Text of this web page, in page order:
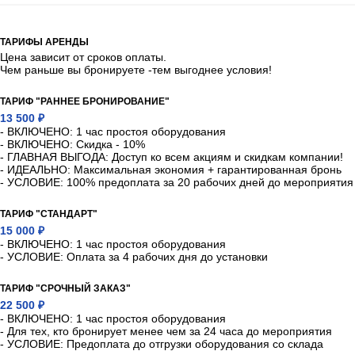
ТАРИФЫ АРЕНДЫ
Цена зависит от сроков оплаты.
Чем раньше вы бронируете -тем выгоднее условия!
ТАРИФ "РАННЕЕ БРОНИРОВАНИЕ"
13 500 ₽
- ВКЛЮЧЕНО: 1 час простоя оборудования
- ВКЛЮЧЕНО: Скидка - 10%
- ГЛАВНАЯ ВЫГОДА: Доступ ко всем акциям и скидкам компании!
- ИДЕАЛЬНО: Максимальная экономия + гарантированная бронь
- УСЛОВИЕ: 100% предоплата за 20 рабочих дней до мероприятия
ТАРИФ "СТАНДАРТ"
15 000 ₽
- ВКЛЮЧЕНО: 1 час простоя оборудования
- УСЛОВИЕ: Оплата за 4 рабочих дня до установки
ТАРИФ "СРОЧНЫЙ ЗАКАЗ"
22 500 ₽
- ВКЛЮЧЕНО: 1 час простоя оборудования
- Для тех, кто бронирует менее чем за 24 часа до мероприятия
- УСЛОВИЕ: Предоплата до отгрузки оборудования со склада